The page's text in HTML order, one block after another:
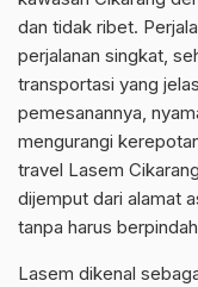
dan tidak ribet.
perjalanan singkat,
transportasi yang
pemesanannya,
mengurangi
travel Lasem
dijemput dari alamat
tanpa harus
Lasem dikenal